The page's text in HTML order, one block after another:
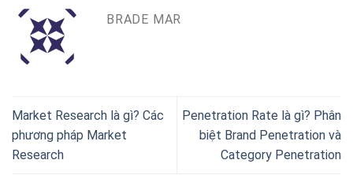
BRADE MAR
Market Research là gì? Các
phương pháp Market
Research
Penetration Rate là gì? Phân
biệt Brand Penetration và
Category Penetration